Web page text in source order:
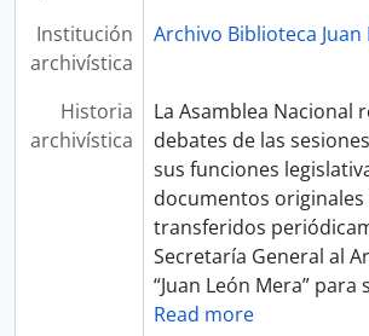
Institución
archivística
Archivo Biblioteca Juan
Historia
archivística
La Asamblea Nacional
debates de las
sus funciones
documentos
transferidos
Secretaría General al
“Juan León Mera” para
Read more